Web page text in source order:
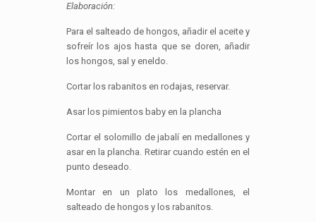
Elaboración:
Para el salteado de hongos, añadir el aceite y
sofreír los ajos hasta que se doren, añadir
los hongos, sal y eneldo.
Cortar los rabanitos en rodajas, reservar.
Asar los pimientos baby en la plancha
Cortar el solomillo de jabalí en medallones y
asar en la plancha. Retirar cuando estén en el
punto deseado.
Montar en un plato los medallones, el
salteado de hongos y los rabanitos.